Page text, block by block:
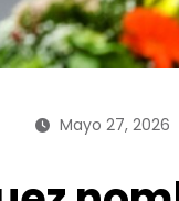
Mayo 27, 2026